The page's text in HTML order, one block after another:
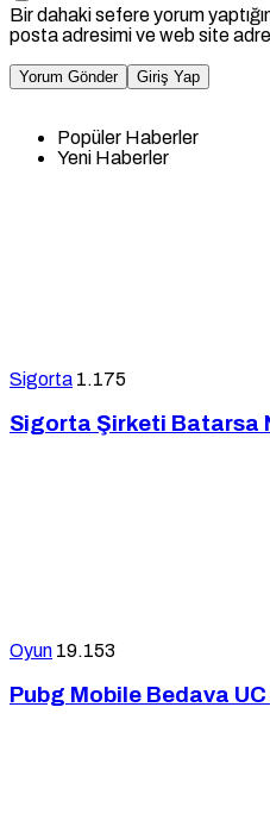
Bir dahaki sefere yorum
posta adresimi ve web site
Yorum Gönder Giriş Yap
Popüler Haberler
Yeni Haberler
Sigorta 1.175
Sigorta Şirketi Batarsa
Oyun 19.153
Pubg Mobile Bedava